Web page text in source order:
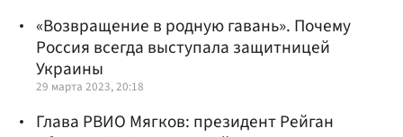
«Возвращение в родную гавань». Почему
Россия всегда выступала защитницей
Украины
29 марта 2023, 20:18
Глава РВИО Мягков: президент Рейган